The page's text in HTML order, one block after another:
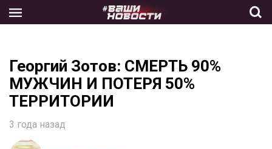
the
Георгий Зотов: СМЕРТЬ 90%
МУЖЧИН И ПОТЕРЯ 50%
ТЕРРИТОРИИ
3 года назад